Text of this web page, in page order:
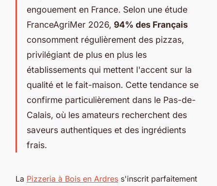
engouement en France. Selon une étude
FranceAgriMer 2026, 94% des Français
consomment régulièrement des pizzas,
privilégiant de plus en plus les
établissements qui mettent l'accent sur la
qualité et le fait-maison. Cette tendance se
confirme particulièrement dans le Pas-de-
Calais, où les amateurs recherchent des
saveurs authentiques et des ingrédients
frais.
La Pizzeria à Bois en Ardres s'inscrit parfaitement